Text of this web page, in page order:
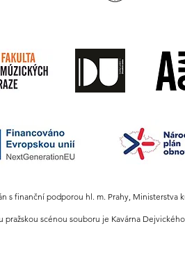
pražskou scénou souboru je Kavárna
s finanční podporou hl. m. Prahy, Ministerstva